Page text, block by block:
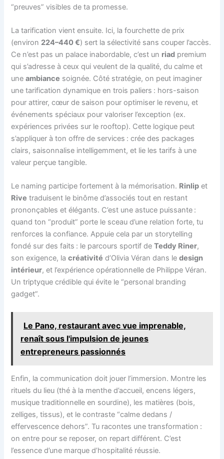
“preuves” visibles de ta promesse.
La tarification vient ensuite. Ici, la fourchette de prix
(environ 224–440 €) sert la sélectivité sans couper l’accès.
Ce n’est pas un palace inabordable, c’est un riad premium
qui s’adresse à ceux qui veulent de la qualité, du calme et
uneambiance soignée. Côté stratégie, on peut imaginer
une tarification dynamique en trois paliers : hors-saison
pour attirer, cœur de saison pour optimiser le revenu, et
événements spéciaux pour valoriser l’exception (ex.
expériences privées sur le rooftop). Cette logique peut
s’appliquer à ton offre de services : crée des packages
clairs, saisonnalise intelligemment, et lie les tarifs à une
valeur perçue tangible.
Le naming participe fortement à la mémorisation. Rinlip et
Rive traduisent le binôme d’associés tout en restant
prononçables et élégants. C’est une astuce puissante :
quand ton “produit” porte le sceau d’une relation forte, tu
renforces la confiance. Appuie cela par un storytelling
fondé sur des faits : le parcours sportif deTeddy Riner,
son exigence, lacréativité d’Olivia Véran dans ledesign
intérieur, et l’expérience opérationnelle de Philippe Véran.
Un triptyque crédible qui évite le “personal branding
gadget”.
Le Pano, restaurant avec vue imprenable,
renaît sous l'impulsion de jeunes
entrepreneurs passionnés
Enfin, la communication doit jouer l’immersion. Montre les
rituels du lieu (thé à la menthe d’accueil, encens légers,
musique traditionnelle en sourdine), les matières (bois,
zelliges, tissus), et le contraste “calme dedans /
effervescence dehors”. Tu racontes une transformation :
on entre pour se reposer, on repart différent. C’est
l’essence d’une marque d’hospitalité réussie.